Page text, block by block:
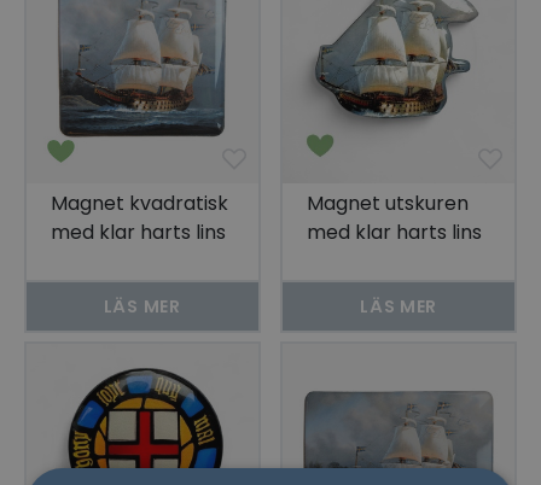
Magnet kvadratisk
med klar harts lins
LÄS MER
Magnet utskuren
med klar harts lins
baserat op stl
70x62LÄS MER